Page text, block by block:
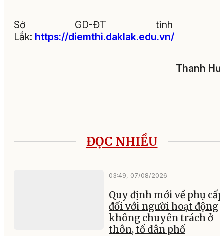
Sở GD-ĐT tỉnh
Lắk: https://diemthi.daklak.edu.vn/
Thanh
ĐỌC NHIỀU
03:49, 07/08/2026
Quy định mới về phụ cấp
đối với người hoạt động
không chuyên trách ở
thôn, tổ dân phố